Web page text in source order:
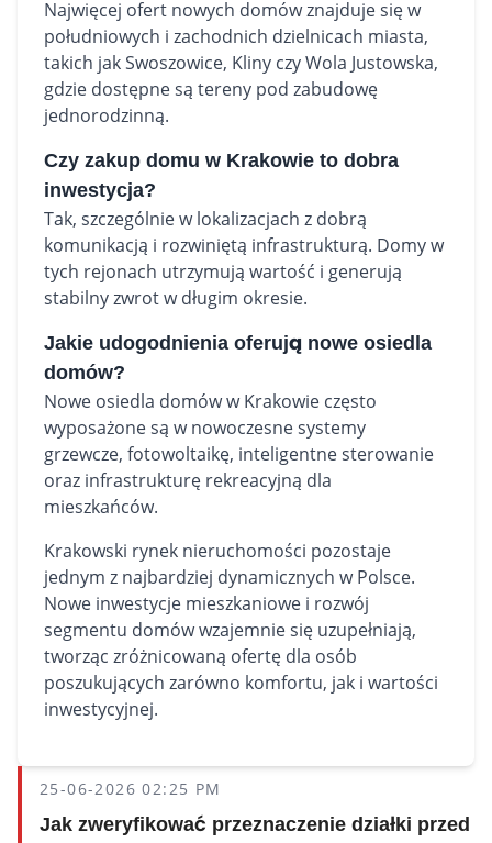
Najwięcej ofert nowych domów znajduje się w
południowych i zachodnich dzielnicach miasta,
takich jak Swoszowice, Kliny czy Wola Justowska,
gdzie dostępne są tereny pod zabudowę
jednorodzinną.
Czy zakup domu w Krakowie to dobra
inwestycja?
Tak, szczególnie w lokalizacjach z dobrą
komunikacją i rozwiniętą infrastrukturą. Domy w
tych rejonach utrzymują wartość i generują
stabilny zwrot w długim okresie.
Jakie udogodnienia oferują nowe osiedla
domów?
Nowe osiedla domów w Krakowie często
wyposażone są w nowoczesne systemy
grzewcze, fotowoltaikę, inteligentne sterowanie
oraz infrastrukturę rekreacyjną dla
mieszkańców.
Krakowski rynek nieruchomości pozostaje
jednym z najbardziej dynamicznych w Polsce.
Nowe inwestycje mieszkaniowe i rozwój
segmentu domów wzajemnie się uzupełniają,
tworząc zróżnicowaną ofertę dla osób
poszukujących zarówno komfortu, jak i wartości
inwestycyjnej.
25-06-2026 02:25 PM
Jak zweryfikować przeznaczenie działki przed